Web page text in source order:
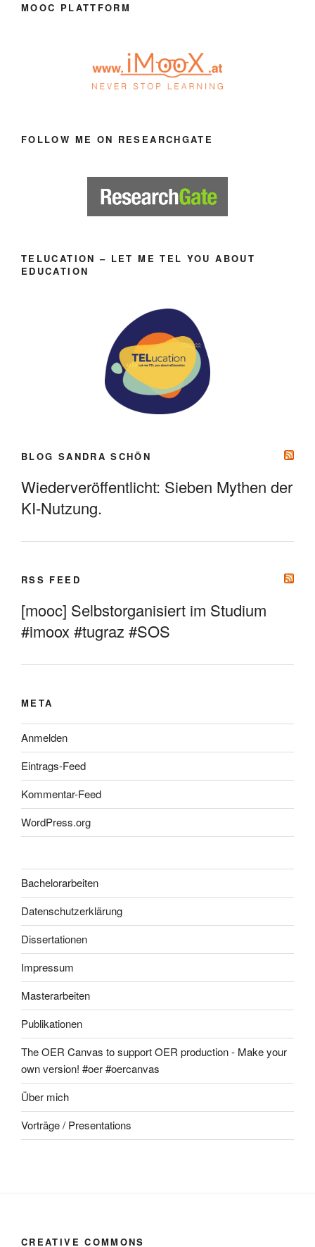
MOOC PLATTFORM
FOLLOW ME ON RESEARCHGATE
TELUCATION – LET ME TEL YOU ABOUT
EDUCATION
BLOG SANDRA SCHÖN
Wiederveröffentlicht: Sieben Mythen der
KI-Nutzung.
RSS FEED
[mooc] Selbstorganisiert im Studium
#imoox #tugraz #SOS
META
Anmelden
Eintrags-Feed
Kommentar-Feed
WordPress.org
Bachelorarbeiten
Datenschutzerklärung
Dissertationen
Impressum
Masterarbeiten
Publikationen
The OER Canvas to support OER production - Make your
own version! #oer #oercanvas
Über mich
Vorträge / Presentations
CREATIVE COMMONS